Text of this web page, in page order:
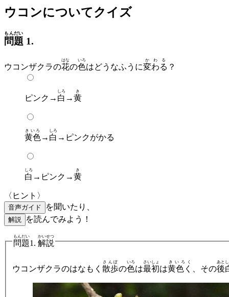
ウコンについてクイズ
問題
もんだい
1.
ウコンザクラの花
はな
の色
いろ
はどうなふうに変わる
かわる
？
ピンク→ 白
しろ
→黄
き
黄色
きいろ
→ 白
しろ
→ピンクがかる
白
しろ
→ピンク→黄
き
〈ヒント〉
音声ガイド を聞いたり、
解説 を読んでみよう！
問題
もんだい
1. 解説
かいせつ
ウコンザクラのはなもく 散歩
さんぽ
の色
いろ
は最初
さいしょ
は黄色く
きいろく
、その後
あと